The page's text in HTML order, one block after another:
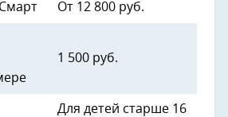
От 12 800 руб.
1 500 руб.
Для детей старше 16